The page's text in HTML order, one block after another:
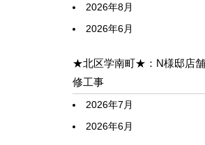
2026年8月
2026年6月
★北区学南町★：N様邸店
修工事
2026年7月
2026年6月